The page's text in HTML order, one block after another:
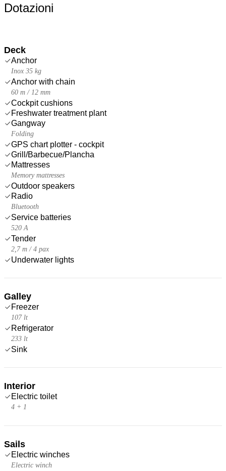
Dotazioni
Deck
Anchor
Inox 35 kg
Anchor with chain
60 m / 12 mm
Cockpit cushions
Freshwater treatment plant
Gangway
Folding
GPS chart plotter - cockpit
Grill/Barbecue/Plancha
Mattresses
Memory mattresses
Outdoor speakers
Radio
Bluetooth
Service batteries
520 A
Tender
2,7 m / 4 pax
Underwater lights
Galley
Freezer
107 lt
Refrigerator
233 lt
Sink
Interior
Electric toilet
4 + 1
Sails
Electric winches
Electric winch